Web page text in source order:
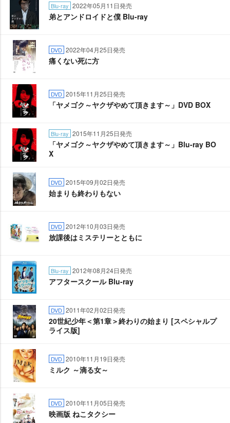
Blu-ray 2022年05月11日発売
弟とアンドロイドと僕 Blu-ray
DVD 2022年04月25日発売
痛くない死に方
DVD 2015年11月25日発売
「ヤメゴク～ヤクザやめて頂きます～」DVD BOX
Blu-ray 2015年11月25日発売
「ヤメゴク～ヤクザやめて頂きます～」Blu-ray BO
X
DVD 2015年09月02日発売
始まりも終わりもない
DVD 2012年10月03日発売
放課後はミステリーとともに
Blu-ray 2012年08月24日発売
アフタースクール Blu-ray
DVD 2011年02月02日発売
20世紀少年＜第1章＞終わりの始まり [スペシャルプ
ライス版]
DVD 2010年11月19日発売
ミルク ～滴る女～
DVD 2010年11月05日発売
映画版 ねこタクシー